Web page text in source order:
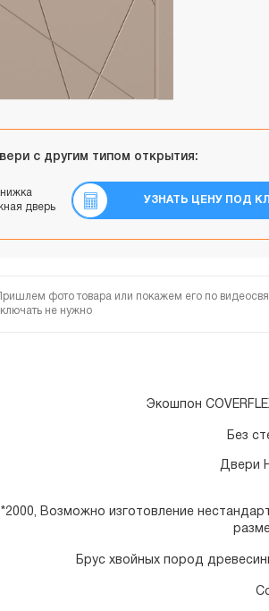
с другим типом открытия:
дверь
УЗНАТЬ ЦЕНУ ПОД
Пришлем фото товара или покажем его по
не нужно
Экошпон
Без
Двери
Возможно изготовление
Брус хвойных пород